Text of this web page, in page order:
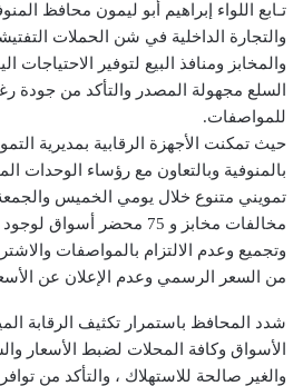
تـابع اللواء إبراهيم أبو ليمون محافظ
والتجارة الداخلية في شن الحملات
والمخابز ومنافذ البيع لتوفير الاحتياجات
السلع مجهولة المصدر والتأكد من جودة
للمواصفات.
حيث تمكنت الأجهزة الرقابية بمديرية
مخالفات مخابز و 75 محضر
وتجميع وعدم الالتزام بالمواصفات
من السعر الرسمي وعدم الإعلان عن
شدد المحافظ باستمرار تكثيف الرقابة
الأسواق وكافة المحلات لضبط الأسعار
والغير صالحة للاستهلاك ، والتأكد من